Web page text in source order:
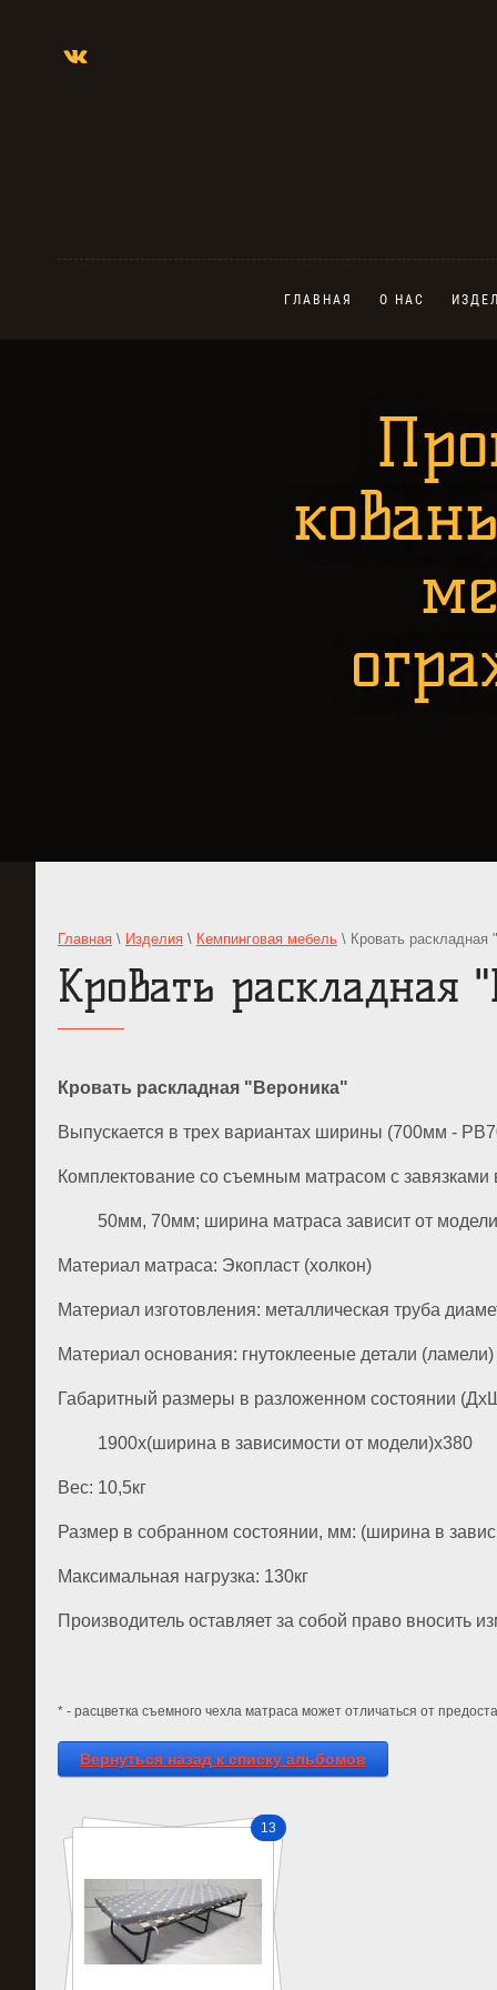
ГЛАВНАЯ О НАС
Главная \ Изделия \ Кемпинговая мебель \ Кровать раскладная
Кровать раскладная
Кровать раскладная "Вероника"
Выпускается в трех вариантах ширины (700мм -
Комплектование со съемным матрасом с
50мм, 70мм; ширина матраса зависит от модели
Материал матраса: Экопласт (холкон)
Материал изготовления: металлическая труба
Материал основания: гнутоклееные детали
Габаритный размеры в разложенном состоянии
1900х(ширина в зависимости от модели)х380
Вес: 10,5кг
Размер в собранном состоянии, мм: (ширина в
Максимальная нагрузка: 130кг
Производитель оставляет за собой право вносить
* - расцветка съемного чехла матраса может отличаться от
Вернуться назад к списку альбомов
13